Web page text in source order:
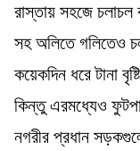
রাস্তায় সহজে চলাচল
সহ অলিতে গলিতেও
কয়েকদিন ধরে টানা
কিন্তু এরমধ্যেও
নগরীর প্রধান